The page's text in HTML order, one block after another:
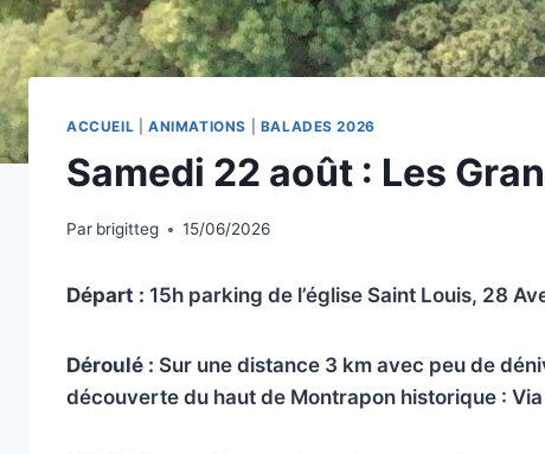
ACCUEIL ANIMATIONS BALADES 2026
Samedi 22 août : Les
Par brigitteg 15/06/2026
Départ : 15h parking de l’église Saint Louis, 28
Déroulé : Sur une distance 3 km avec peu de
découverte du haut de Montrapon historique :